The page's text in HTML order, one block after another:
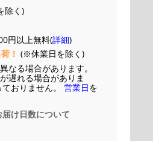
除く)
円以上無料(詳細)
！ (※休業日を除く)
なる場合があります。
遅れる場合がありま
おりません。 営業日を
届け日数について